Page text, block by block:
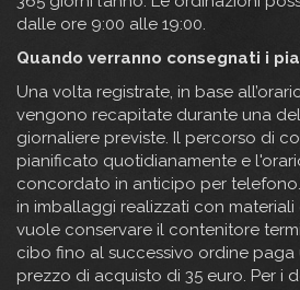
dalle ore 9:00 alle 19:00.
Quando verranno consegnati i
Una volta registrate, in base
vengono recapitate durante una
giornaliere previste. Il percorso di
pianificato quotidianamente e
concordato in anticipo per
in imballaggi realizzati con materiali
vuole conservare il contenitore
cibo fino al successivo ordine
prezzo di acquisto di 35 euro. Per i